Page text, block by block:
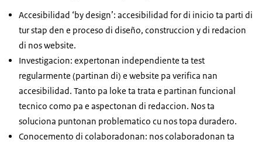
Accesibilidad ‘by design’: accesibilidad for di inicio ta parti di
tur stap den e proceso di diseño, construccion y di redacion
di nos website.
Investigacion: expertonan independiente ta test
regularmente (partinan di) e website pa verifica nan
accesibilidad. Tanto pa loke ta trata e partinan funcional
tecnico como pa e aspectonan di redaccion. Nos ta
soluciona puntonan problematico cu nos topa duradero.
Conocemento di colaboradonan: nos colaboradonan ta